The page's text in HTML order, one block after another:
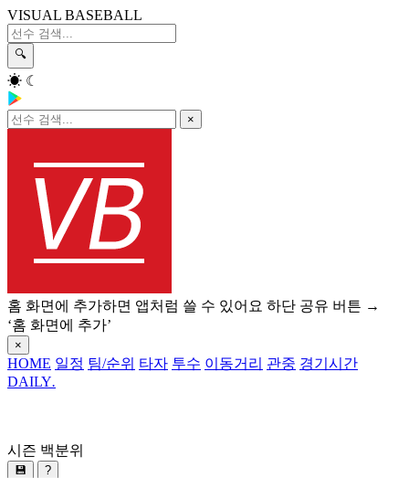
VISUAL BASEBALL
🔍
☀ ☾
×
홈 화면에 추가하면 앱처럼 쓸 수 있어요 하단 공유 버튼 →
‘홈 화면에 추가’
×
HOME 일정 팀/순위 타자 투수 이동거리 관중 경기시간
DAILY.
시즌 백분위
💾 ?